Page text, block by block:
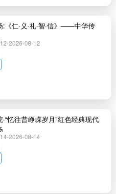
:《仁·义·礼·智·信》——中华传
2026-08-12
忆往昔峥嵘岁月”红色经典现代
2026-08-14